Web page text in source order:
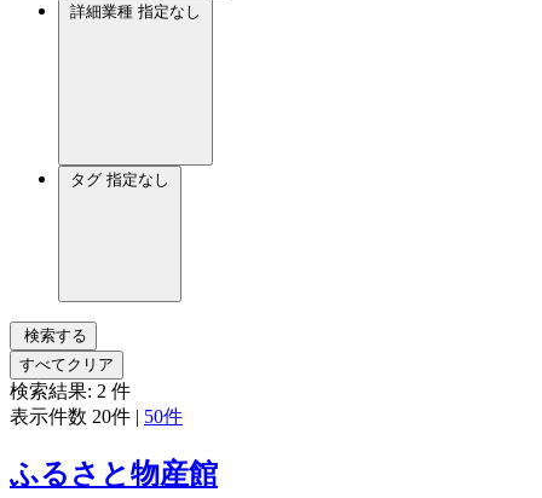
詳細業種 指定なし
タグ 指定なし
検索する
すべてクリア
検索結果: 2 件
表示件数 20件 | 50件
ふるさと物産館